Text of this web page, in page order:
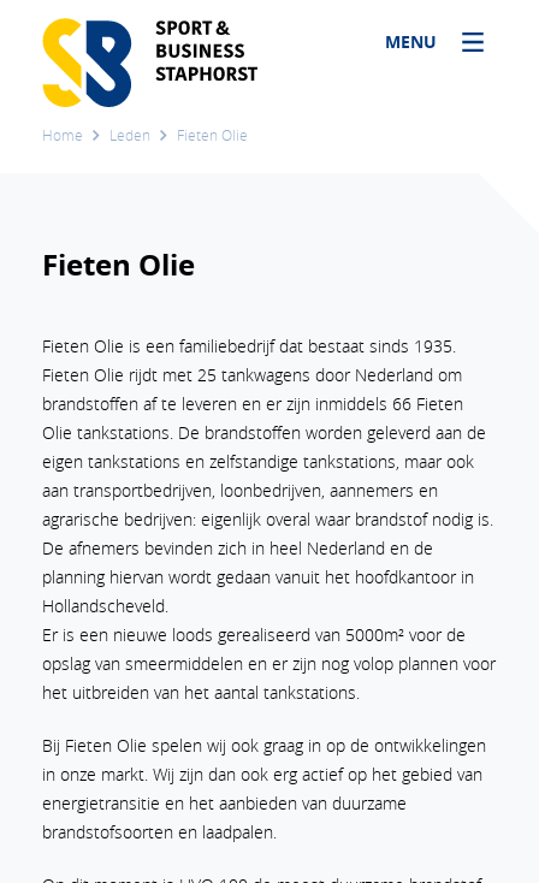
MENU
Home Leden Fieten Olie
Fieten Olie
Fieten Olie is een familiebedrijf dat bestaat sinds 1935.
Fieten Olie rijdt met 25 tankwagens door Nederland om
brandstoffen af te leveren en er zijn inmiddels 66 Fieten
Olie tankstations. De brandstoffen worden geleverd aan de
eigen tankstations en zelfstandige tankstations, maar ook
aan transportbedrijven, loonbedrijven, aannemers en
agrarische bedrijven: eigenlijk overal waar brandstof nodig is.
De afnemers bevinden zich in heel Nederland en de
planning hiervan wordt gedaan vanuit het hoofdkantoor in
Hollandscheveld.
Er is een nieuwe loods gerealiseerd van 5000m² voor de
opslag van smeermiddelen en er zijn nog volop plannen voor
het uitbreiden van het aantal tankstations.
Bij Fieten Olie spelen wij ook graag in op de ontwikkelingen
in onze markt. Wij zijn dan ook erg actief op het gebied van
energietransitie en het aanbieden van duurzame
brandstofsoorten en laadpalen.